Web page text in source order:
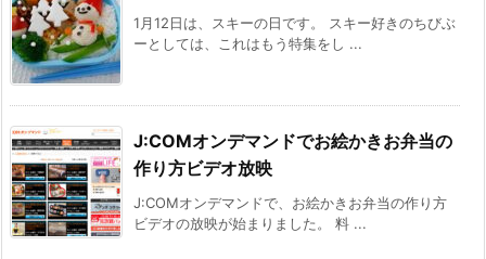
1月12日は、スキーの日です。 スキー好きのちびぶ
ーとしては、これはもう特集をし ...
J:COMオンデマンドでお絵かきお弁当の
作り方ビデオ放映
J:COMオンデマンドで、お絵かきお弁当の作り方
ビデオの放映が始まりました。 料 ...